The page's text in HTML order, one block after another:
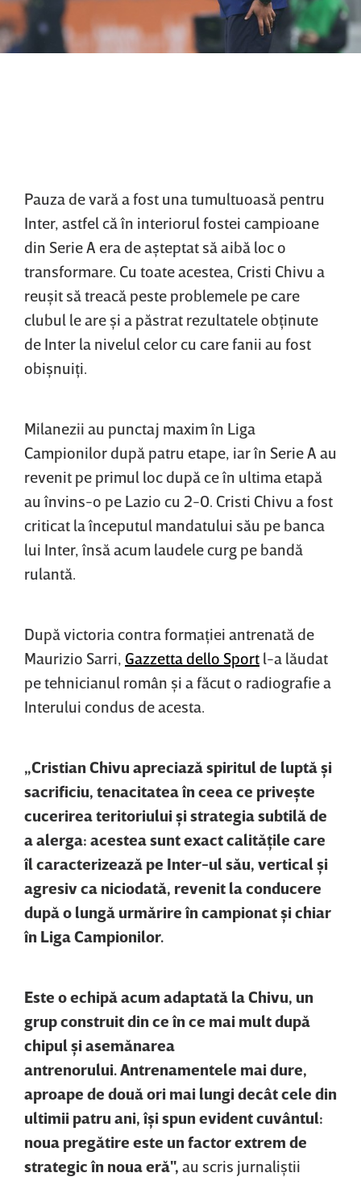
Pauza de vară a fost una tumultuoasă pentru
Inter, astfel că în interiorul fostei campioane
din Serie A era de aşteptat să aibă loc o
transformare. Cu toate acestea, Cristi Chivu a
reuşit să treacă peste problemele pe care
clubul le are şi a păstrat rezultatele obţinute
de Inter la nivelul celor cu care fanii au fost
obişnuiţi.
Milanezii au punctaj maxim în Liga
Campionilor după patru etape, iar în Serie A au
revenit pe primul loc după ce în ultima etapă
au învins-o pe Lazio cu 2-0. Cristi Chivu a fost
criticat la începutul mandatului său pe banca
lui Inter, însă acum laudele curg pe bandă
rulantă.
După victoria contra formaţiei antrenată de
Maurizio Sarri, Gazzetta dello Sport l-a lăudat
pe tehnicianul român şi a făcut o radiografie a
Interului condus de acesta.
„Cristian Chivu apreciază spiritul de luptă şi
sacrificiu, tenacitatea în ceea ce priveşte
cucerirea teritoriului şi strategia subtilă de
a alerga: acestea sunt exact calităţile care
îl caracterizează pe Inter-ul său, vertical şi
agresiv ca niciodată, revenit la conducere
după o lungă urmărire în campionat şi chiar
în Liga Campionilor.
Este o echipă acum adaptată la Chivu, un
grup construit din ce în ce mai mult după
chipul şi asemănarea
antrenorului. Antrenamentele mai dure,
aproape de două ori mai lungi decât cele din
ultimii patru ani, îşi spun evident cuvântul:
noua pregătire este un factor extrem de
strategic în noua eră", au scris jurnaliştii